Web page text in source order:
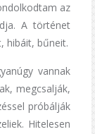
az
A történet
hibáit, bűneit.
vannak
megcsalják,
próbálják
Hitelesen